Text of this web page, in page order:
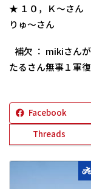
★ １０，Ｋ～
りゅ～さん
補欠 ： mikiさん
たるさん無事１軍
Facebook
Threads